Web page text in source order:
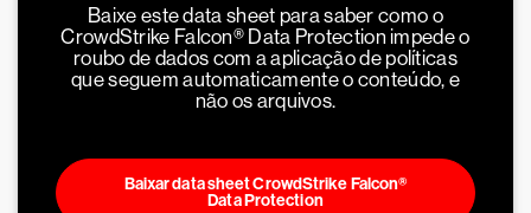
Baixe este data sheet para saber como o
CrowdStrike Falcon® Data Protection impede o
roubo de dados com a aplicação de políticas
que seguem automaticamente o conteúdo, e
não os arquivos.
Baixar data sheet CrowdStrike Falcon®
Data Protection